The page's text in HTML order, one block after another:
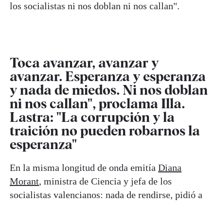
los socialistas ni nos doblan ni nos callan".
Toca avanzar, avanzar y
avanzar. Esperanza y esperanza
y nada de miedos. Ni nos doblan
ni nos callan", proclama Illa.
Lastra: "La corrupción y la
traición no pueden robarnos la
esperanza"
En la misma longitud de onda emitía Diana
Morant, ministra de Ciencia y jefa de los
socialistas valencianos: nada de rendirse, pidió a